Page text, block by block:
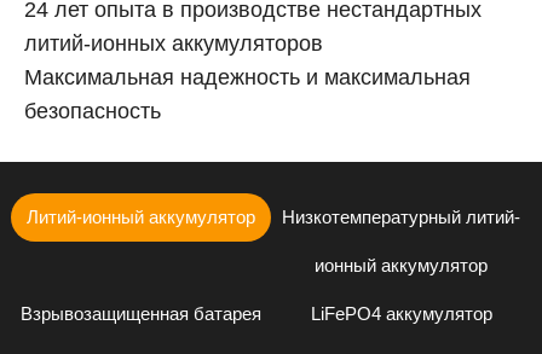
24 лет опыта в производстве нестандартных
литий-ионных аккумуляторов
Максимальная надежность и максимальная
безопасность
Литий-ионный аккумулятор Низкотемпературный литий-
ионный аккумулятор
Взрывозащищенная батарея LiFePO4 аккумулятор